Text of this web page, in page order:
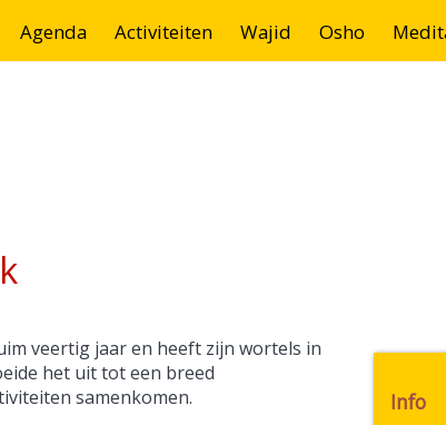
Agenda Activiteiten Wajid Osho
Info
veertig jaar en heeft zijn wortels in
het uit tot een breed
samenkomen.